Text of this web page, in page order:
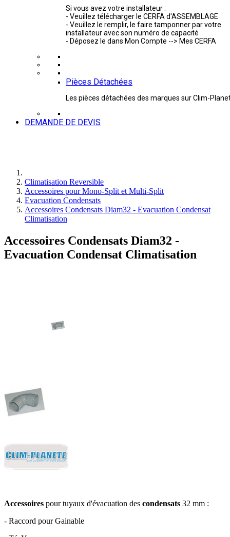
Si vous avez votre installateur :
- Veuillez télécharger le CERFA d'ASSEMBLAGE
- Veuillez le remplir, le faire tamponner par votre
installateur avec son numéro de capacité
- Déposez le dans Mon Compte --> Mes CERFA
Pièces Détachées
Les pièces détachées des marques sur Clim-
DEMANDE DE DEVIS
Climatisation Reversible
Accessoires pour Mono-Split et Multi-Split
Evacuation Condensats
Accessoires Condensats Diam32 - Evacuation Condensat
Climatisation
Accessoires Condensats Diam32 -
Evacuation Condensat Climatisation
Accessoires pour tuyaux d'évacuation des condensats 32 mm :
- Raccord pour Gainable